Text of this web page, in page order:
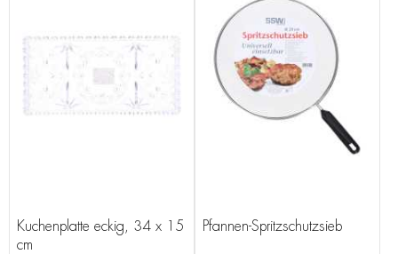
Kuchenplatte eckig, 34 x 15
cm
Pfannen-Spritzschutzsieb